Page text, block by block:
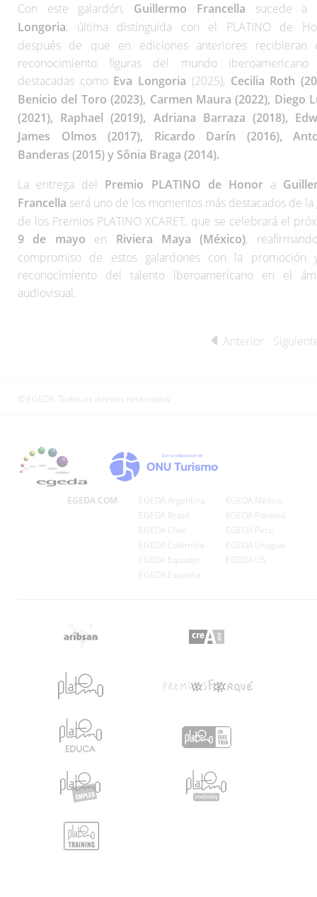
Con este galardón, Guillermo Francella sucede a
Longoria, última distinguida con el PLATINO de
después de que en ediciones anteriores recibieran
reconocimiento figuras del mundo iberoamericano
destacadas como Eva Longoria (2025), Cecilia Roth
Benicio del Toro (2023), Carmen Maura (2022), Diego
(2021), Raphael (2019), Adriana Barraza (2018),
James Olmos (2017), Ricardo Darín (2016),
Banderas (2015) y Sônia Braga (2014).
La entrega del Premio PLATINO de Honora
Francella será uno de los momentos más destacados de la
de los Premios PLATINO XCARET, que se celebrará el
9 de mayo en Riviera Maya (México),
compromiso de estos galardones con la promoción
reconocimiento del talento iberoamericano en el
audiovisual.
Anterior
© EGEDA. Todos os direitos reservados
EGEDA COM
EGEDA Argentina
EGEDA Brasil
EGEDA Chile
EGEDA Colômbia
EGEDA Equador
EGEDA Espanha
EGEDA México
EGEDA Panamá
EGEDA Peru
EGEDA Uruguai
EGEDA US